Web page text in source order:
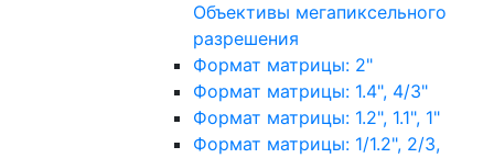
Объективы мегапиксельного
разрешения
Формат матрицы: 2"
Формат матрицы: 1.4", 4/3"
Формат матрицы: 1.2", 1.1", 1"
Формат матрицы: 1/1.2", 2/3,